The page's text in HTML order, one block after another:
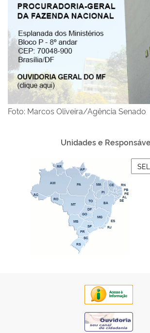
Foto: Marcos Oliveira/Agência Senado
Unidades e